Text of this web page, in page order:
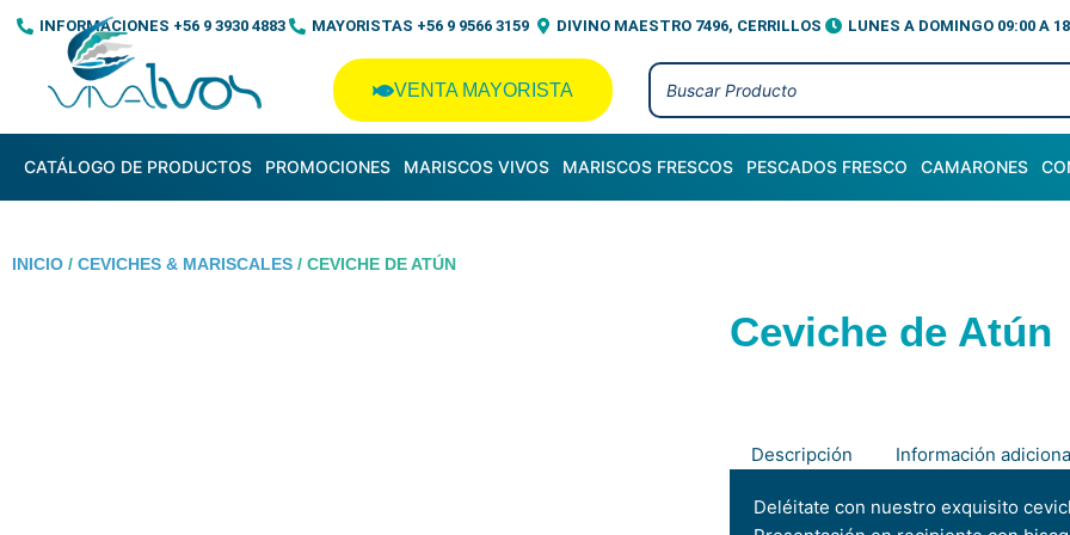
contenido
INFORMACIONES +56 9 3930 4883 MAYORISTAS +56 9 9566 3159 DIVINO MAESTRO 7496, CERRILLOS LUNES A DOMINGO 09:00 A
VENTA MAYORISTA
CATÁLOGO DE PRODUCTOS PROMOCIONES MARISCOS VIVOS MARISCOS FRESCOS PESCADOS FRESCO CAMARONES
INICIO / CEVICHES & MARISCALES / CEVICHE DE ATÚN
Ceviche de Atún
Descripción Información
Deléitate con nuestro exquisito